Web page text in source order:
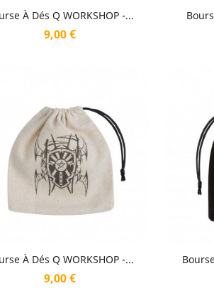
À Dés Q WORKSHOP -...
Prix
9,00 €
 Aperçu rapide
À Dés Q WORKSHOP -...
Prix
9,00 €
 Aperçu rapide